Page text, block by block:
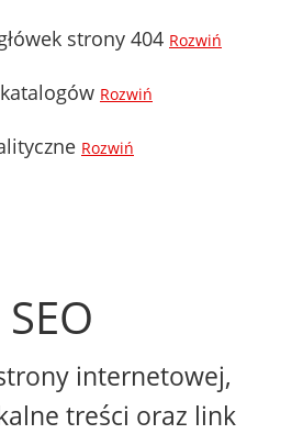
strony 404 Rozwiń
Rozwiń
Rozwiń
internetowej,
treści oraz link